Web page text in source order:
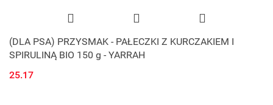
(DLA PSA) PRZYSMAK - PAŁECZKI Z KURCZAKIEM I
SPIRULINĄ BIO 150 g - YARRAH
25.17